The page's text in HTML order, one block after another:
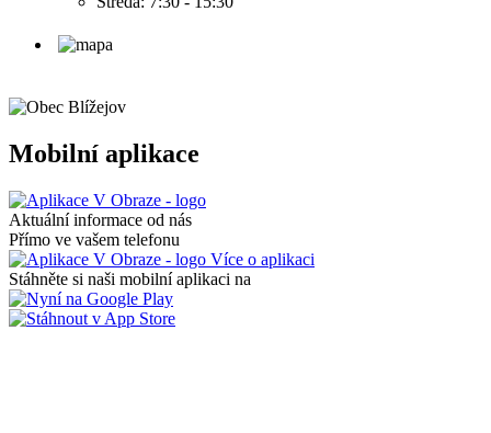
Mobilní aplikace
Aktuální informace od nás
Přímo ve vašem telefonu
Více o aplikaci
Stáhněte si naši mobilní aplikaci na